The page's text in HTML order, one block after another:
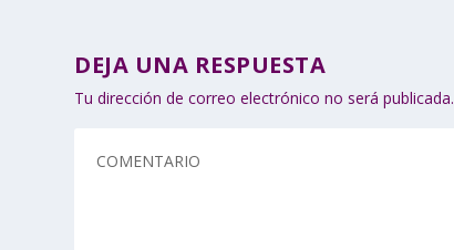
DEJA UNA RESPUESTA
Tu dirección de correo electrónico no será publicada.